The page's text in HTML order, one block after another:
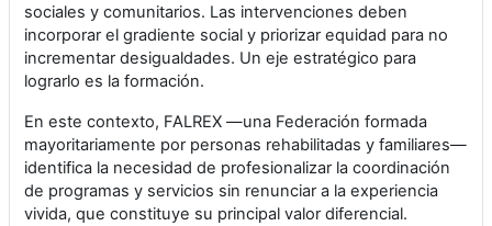
sociales y comunitarios. Las intervenciones deben
incorporar el gradiente social y priorizar equidad para no
incrementar desigualdades. Un eje estratégico para
lograrlo es la formación.
En este contexto, FALREX —una Federación formada
mayoritariamente por personas rehabilitadas y familiares—
identifica la necesidad de profesionalizar la coordinación
de programas y servicios sin renunciar a la experiencia
vivida, que constituye su principal valor diferencial.